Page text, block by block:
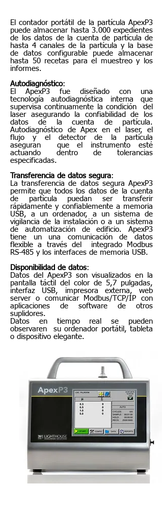
El contador portátil de la partícula ApexP3
puede almacenar hasta 3.000 expedientes
de los datos de la cuenta de partícula de
hasta 4 canales de la partícula y la base
de datos configurable puede almacenar
hasta 50 recetas para el muestreo y los
informes.
Autodiagnóstico:
El ApexP3 fue diseñado con una
tecnología autodiagnóstica interna que
supervisa continuamente la condición del
laser asegurando la confiabilidad de los
datos de la cuenta de partícula.
Autodiagnóstico de Apex en el laser, el
flujo y el detector de la partícula
aseguran que el instrumento esté
actuando dentro de tolerancias
especificadas.
Transferencia de datos segura:
La transferencia de datos segura ApexP3
permite que todos los datos de la cuenta
de partícula puedan ser transferir
rápidamente y confiablemente a memoria
USB, a un ordenador, a un sistema de
vigilancia de la instalación o a un sistema
de automatización de edificio. ApexP3
tiene un una comunicación de datos
flexible a través del integrado Modbus
RS-485 y los interfaces de memoria USB.
Disponibilidad de datos:
Datos del ApexP3 son visualizados en la
pantalla táctil del color de 5,7 pulgadas,
interfaz USB, impresora externa, web
server o comunicar Modbus/TCP/IP con
aplicaciones de software de otros
suplidores.
Datos en tiempo real se pueden
observaren su ordenador portátil, tableta
o dispositivo elegante.